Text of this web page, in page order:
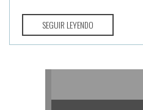
SEGUIR LEYENDO